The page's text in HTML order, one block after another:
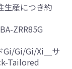
産につき約
ZRR85G
Gi/Gi/Gi/Xi＿サ
Tailored